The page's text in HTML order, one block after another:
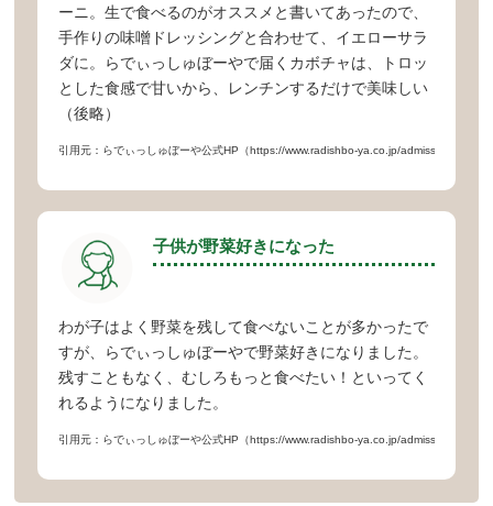
ーニ。生で食べるのがオススメと書いてあったので、
手作りの味噌ドレッシングと合わせて、イエローサラ
ダに。らでぃっしゅぼーやで届くカボチャは、トロッ
とした食感で甘いから、レンチンするだけで美味しい
（後略）
引用元：らでぃっしゅぼーや公式HP（https://www.radishbo-ya.co.jp/admission/lp/
子供が野菜好きになった
わが子はよく野菜を残して食べないことが多かったで
すが、らでぃっしゅぼーやで野菜好きになりました。
残すこともなく、むしろもっと食べたい！といってく
れるようになりました。
引用元：らでぃっしゅぼーや公式HP（https://www.radishbo-ya.co.jp/admission/lp/